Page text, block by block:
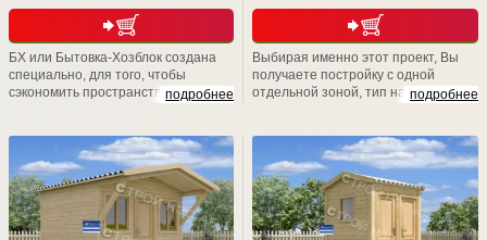
подробнее
БХ или Бытовка-Хозблок создана
специально, для того, чтобы
сэкономить пространство и сделать
проект незаменим в хозяйстве,
особенно на этапах обустройства
дачного участка. Представляем
Вашему вниманию хозблок с
туалетом либо хозблок с душем.
подробнее
Выбирая именно этот проект, Вы
получаете постройку с одной
отдельной зоной, тип на выбор:
который покоряет своими
функциональными возможностями.
Любая размерная линейка.
Имеется возможность установки
душевой кабины, электрики,
линолеума и т.д.